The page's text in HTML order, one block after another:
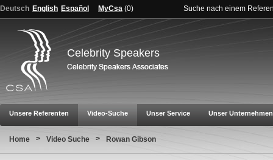
Deutsch English Español MyCsa (0) Suche nach einem
Celebrity Speakers
Unsere Referenten Video-Suche Unser Service Unser Unternehmen
Home > Video Suche > Rowan Gibson